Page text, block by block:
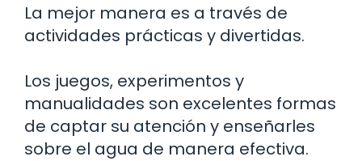
La mejor manera es a través de
actividades prácticas y divertidas.
Los juegos, experimentos y
manualidades son excelentes formas
de captar su atención y enseñarles
sobre el agua de manera efectiva.